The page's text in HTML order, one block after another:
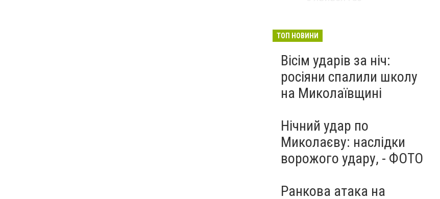
Миколаєві 2026: шукаємо
перезавантаження
ПАРТНЕРСЬКИЙ СПЕЦПРОЄКТ
Вчора
ТОП НОВИНИ
Вісім ударів за ніч:
росіяни спалили школу
на Миколаївщині
Нічний удар по
Миколаєву: наслідки
ворожого удару, - ФОТО
Ранкова атака на